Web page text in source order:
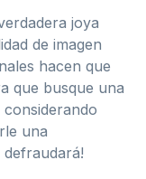
joya
de imagen
hacen que
que busque una
una
defraudará!